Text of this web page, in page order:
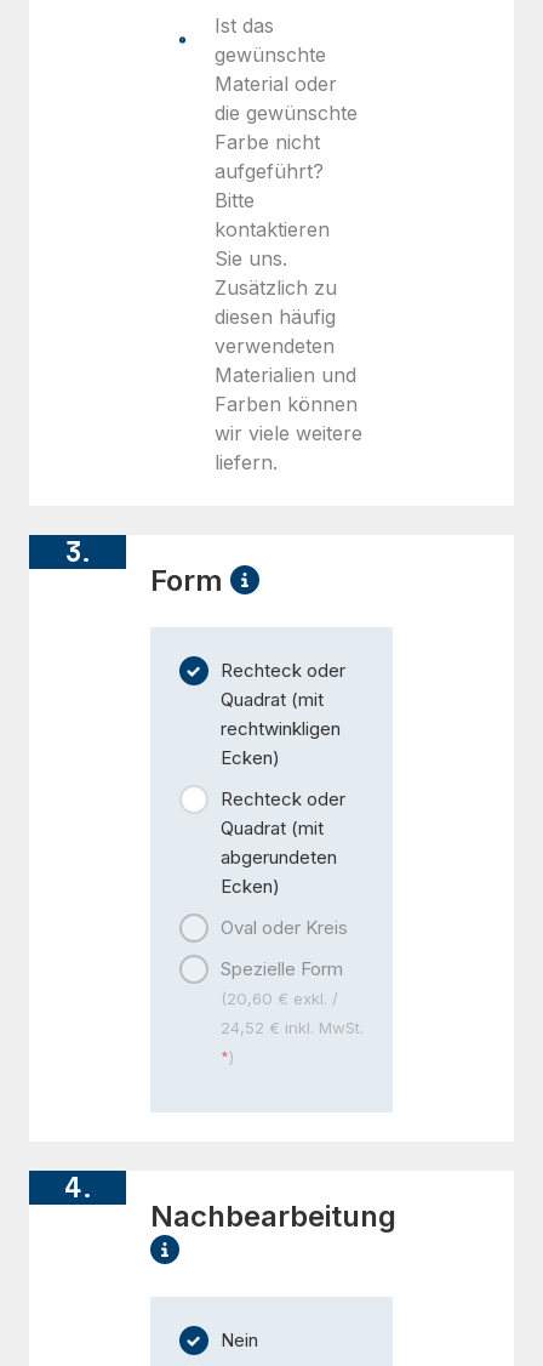
Ist das
gewünschte
Material oder
die gewünschte
Farbe nicht
aufgeführt?
Bitte
kontaktieren
Sie uns.
Zusätzlich zu
diesen häufig
verwendeten
Materialien und
Farben können
wir viele weitere
liefern.
3.
Form
Rechteck oder
Quadrat (mit
rechtwinkligen
Ecken)
Rechteck oder
Quadrat (mit
abgerundeten
Ecken)
Oval oder Kreis
Spezielle Form
(20,60 € exkl. /
24,52 € inkl. MwSt.
)
4.
Nachbearbeitung
Nein